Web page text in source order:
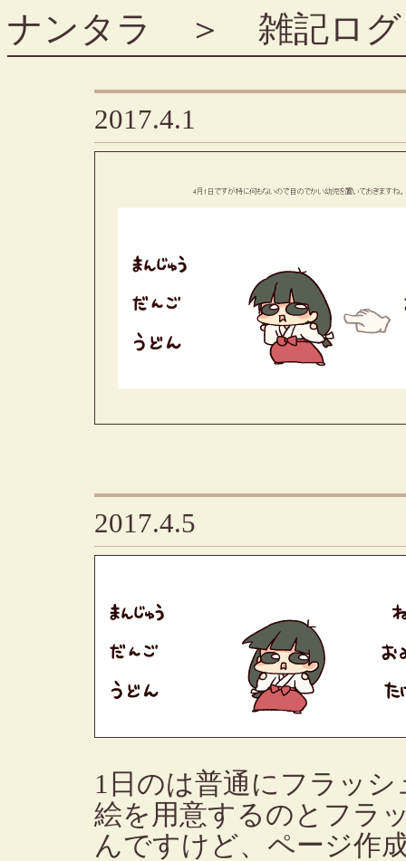
ナンタラ ＞ 雑記ログ
2017.4.1
2017.4.5
1日のは普通にフラッ
絵を用意するのとフラ
んですけど、ページ作